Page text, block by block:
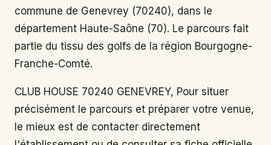
commune de Genevrey (70240), dans le
département Haute-Saône (70). Le parcours fait
partie du tissu des golfs de la région Bourgogne-
Franche-Comté.
CLUB HOUSE 70240 GENEVREY, Pour situer
précisément le parcours et préparer votre venue,
le mieux est de contacter directement